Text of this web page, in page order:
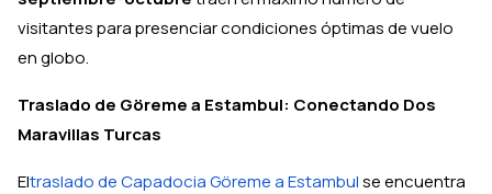
visitantes para presenciar condiciones óptimas de vuelo
en globo.
Traslado de Göreme a Estambul: Conectando Dos
Maravillas Turcas
Eltraslado de Capadocia Göreme a Estambulse encuentra